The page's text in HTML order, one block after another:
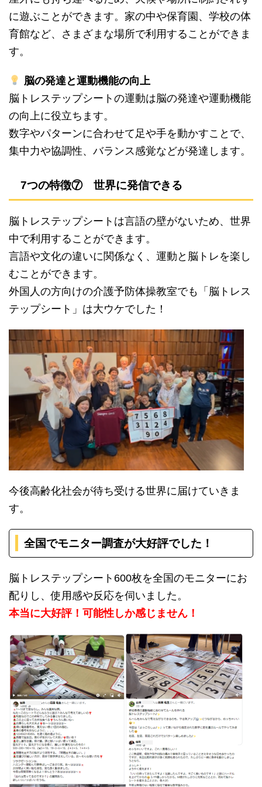
に遊ぶことができます。家の中や保育園、学校の体
育館など、さまざまな場所で利用することができま
す。
脳の発達と運動機能の向上
脳トレステップシートの運動は脳の発達や運動機能
の向上に役立ちます。
数字やパターンに合わせて足や手を動かすことで、
集中力や協調性、バランス感覚などが発達します。
7つの特徴⑦ 世界に発信できる
脳トレステップシートは言語の壁がないため、世界
中で利用することができます。
言語や文化の違いに関係なく、運動と脳トレを楽し
むことができます。
外国人の方向けの介護予防体操教室でも「脳トレス
テップシート」は大ウケでした！
今後高齢化社会が待ち受ける世界に届けていきま
す。
全国でモニター調査が大好評でした！
脳トレステップシート600枚を全国のモニターにお
配りし、使用感や反応を伺いました。
本当に大好評！可能性しか感じません！